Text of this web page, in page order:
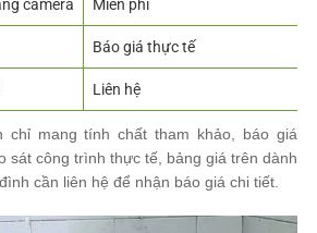
camera Miễn phí
Báo giá thực tế
Liên hệ
chỉ mang tính chất tham khảo, báo giá
sát công trình thực tế, bảng giá trên dành
cần liên hệ để nhận báo giá chi tiết.